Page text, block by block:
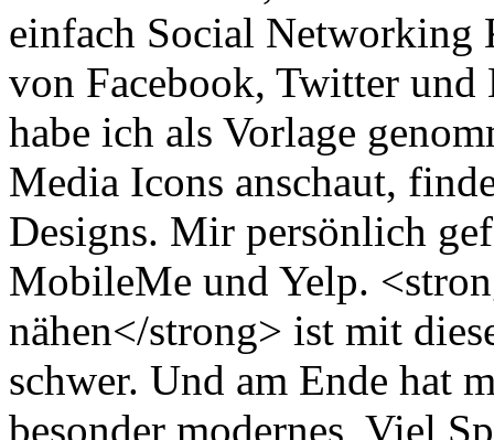
einfach Social Networking
von Facebook, Twitter und
habe ich als Vorlage
Media Icons anschaut,
Designs. Mir persönlich
MobileMe und Yelp.
nähen</strong> ist mit
schwer. Und am Ende hat
besonder modernes Viel